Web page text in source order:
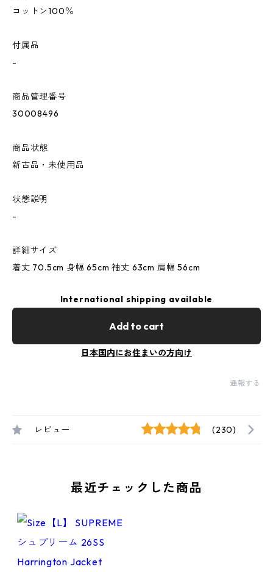
コットン100％
付属品
-
商品管理番号
30008496
商品状態
新古品・未使用品
状態説明
-
詳細サイズ
着丈 70.5cm 身幅 65cm 袖丈 63cm 肩幅 56cm
International shipping available
Add to cart
日本国内にお住まいの方向け
通報する
レビュー (230)
最近チェックした商品